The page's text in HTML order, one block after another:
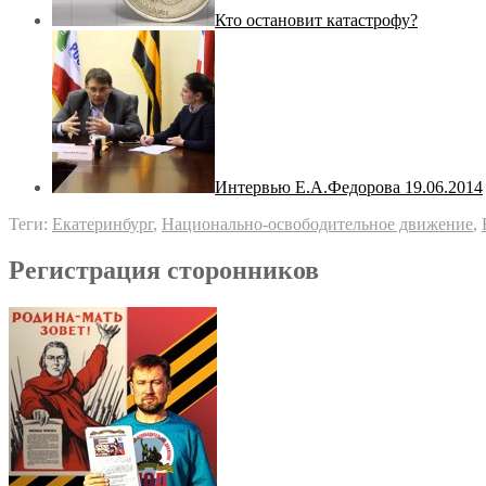
Кто остановит катастрофу?
Интервью Е.А.Федорова 19.06.2014
Теги: Екатеринбург, Национально-освободительное движение,
Регистрация сторонников